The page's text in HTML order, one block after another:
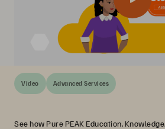
Video Advanced Services
See how Pure PEAK Education,